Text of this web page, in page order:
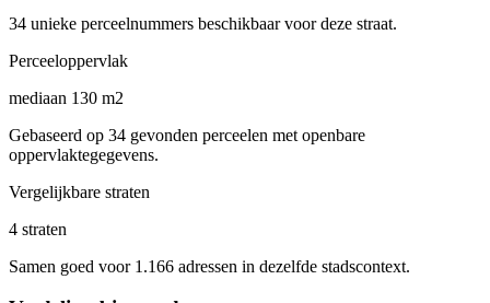
34 unieke perceelnummers beschikbaar voor deze straat.
Perceeloppervlak
mediaan 130 m2
Gebaseerd op 34 gevonden perceelen met openbare
oppervlaktegegevens.
Vergelijkbare straten
4 straten
Samen goed voor 1.166 adressen in dezelfde stadscontext.